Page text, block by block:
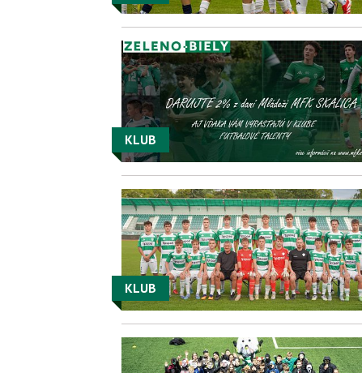
KLUB
KLUB